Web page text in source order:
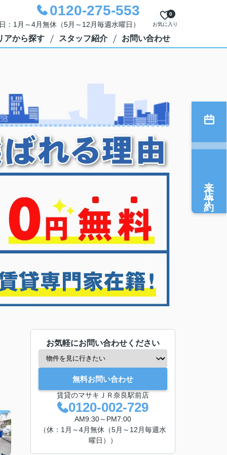
0120-275-553
1月～4月無休（5月～12月毎週水曜日） お気に入り
0
アから探す スタッフ紹介 お問い合わせ
お気軽にお問い合わせください
無料お問い合わせ
賃貸のマサキＪＲ奈良駅前店
0120-002-729
AM9:30～PM7:00
（休：1月～4月無休（5月～12月毎週水
曜日））
来店予約